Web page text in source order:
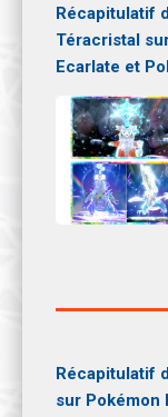
Récapitulatif
Téracristal
Ecarlate et
Récapitulatif
sur Pokémon